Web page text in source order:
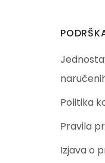
Politika
Pravila
Izjava o